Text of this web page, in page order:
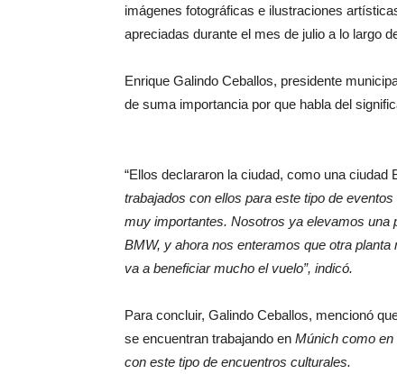
imágenes fotográficas e ilustraciones
apreciadas durante el mes de julio a lo largo
Enrique Galindo Ceballos, presidente
de suma importancia por que habla del
“Ellos declararon la ciudad, como una ciudad
trabajados con ellos para este tipo de
muy importantes. Nosotros ya elevamos una
BMW, y ahora nos enteramos que otra
va a beneficiar mucho el vuelo”, indicó.
Para concluir, Galindo Ceballos, mencionó
se encuentran trabajando en Múnich como en
con este tipo de encuentros culturales.